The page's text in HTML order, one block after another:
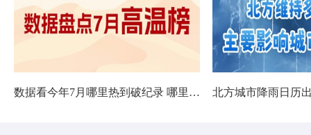
数据看今年7月哪里热到破纪录 哪里暑热连轴转